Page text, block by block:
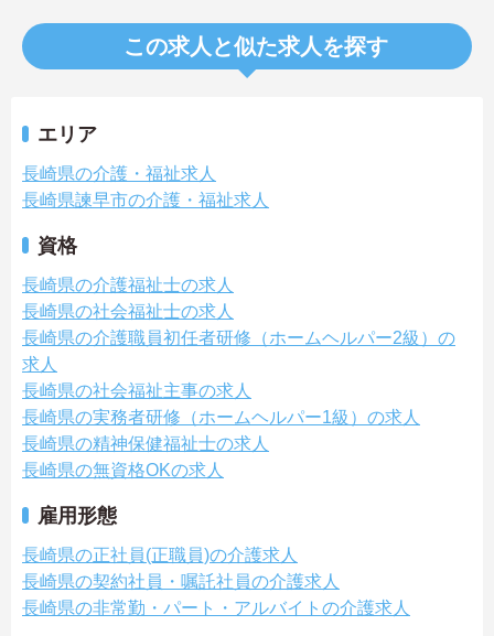
この求人と似た求人を探す
エリア
長崎県の介護・福祉求人
長崎県諫早市の介護・福祉求人
資格
長崎県の介護福祉士の求人
長崎県の社会福祉士の求人
長崎県の介護職員初任者研修（ホームヘルパー2級）の
求人
長崎県の社会福祉主事の求人
長崎県の実務者研修（ホームヘルパー1級）の求人
長崎県の精神保健福祉士の求人
長崎県の無資格OKの求人
雇用形態
長崎県の正社員(正職員)の介護求人
長崎県の契約社員・嘱託社員の介護求人
長崎県の非常勤・パート・アルバイトの介護求人